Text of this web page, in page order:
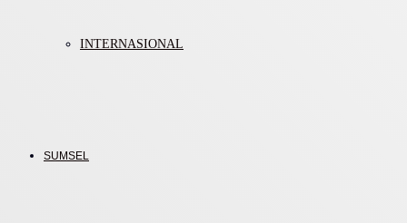
INTERNASIONAL
SUMSEL